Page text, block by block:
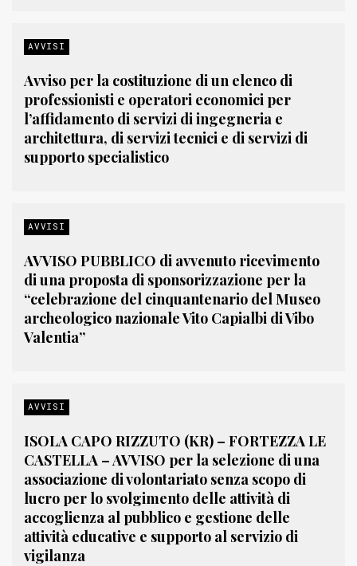
AVVISI
Avviso per la costituzione di un elenco di
professionisti e operatori economici per
l’affidamento di servizi di ingegneria e
architettura, di servizi tecnici e di servizi di
supporto specialistico
AVVISI
AVVISO PUBBLICO di avvenuto ricevimento
di una proposta di sponsorizzazione per la
“celebrazione del cinquantenario del Museo
archeologico nazionale Vito Capialbi di Vibo
Valentia”
AVVISI
ISOLA CAPO RIZZUTO (KR) – FORTEZZA LE
CASTELLA – AVVISO per la selezione di una
associazione di volontariato senza scopo di
lucro per lo svolgimento delle attività di
accoglienza al pubblico e gestione delle
attività educative e supporto al servizio di
vigilanza